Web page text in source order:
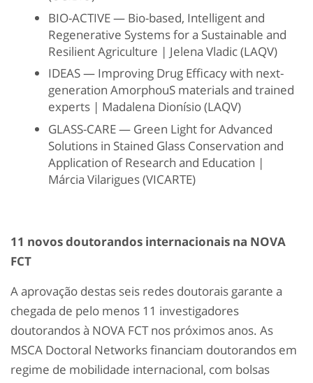
BIO-ACTIVE — Bio-based, Intelligent and
Regenerative Systems for a Sustainable and
Resilient Agriculture | Jelena Vladic (LAQV)
IDEAS — Improving Drug Efficacy with next-
generation AmorphouS materials and trained
experts | Madalena Dionísio (LAQV)
GLASS-CARE — Green Light for Advanced
Solutions in Stained Glass Conservation and
Application of Research and Education |
Márcia Vilarigues(VICARTE)
11 novos doutorandos internacionais na NOVA
FCT
A aprovação destas seis redes doutorais garante a
chegada de pelo menos 11 investigadores
doutorandos à NOVA FCT nos próximos anos. As
MSCA Doctoral Networks financiam doutorandos em
regime de mobilidade internacional, com bolsas